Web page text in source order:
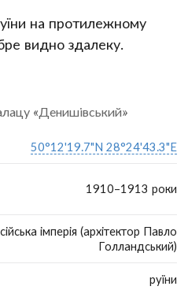
на протилежному
видно здалеку.
«Денишівський»
50°12'19.7"N 28°24'43.3"E
1910–1913 роки
імперія (архітектор Павло
Голландський)
руїни